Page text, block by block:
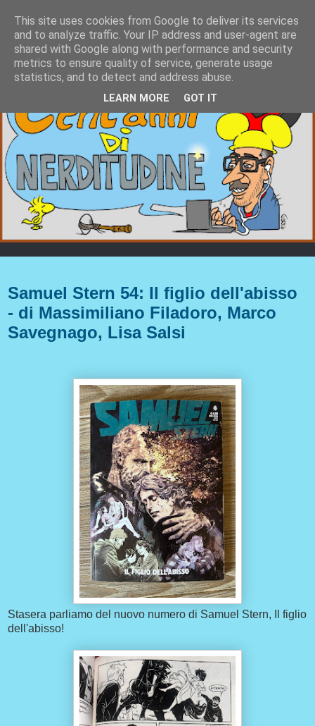
Samuel Stern 54: Il figlio dell'abisso
- di Massimiliano Filadoro, Marco
Savegnago, Lisa Salsi
Stasera parliamo del nuovo numero di Samuel Stern, Il figlio
dell'abisso!
This site uses cookies from Google to deliver its services
and to analyze traffic. Your IP address and user-agent are
shared with Google along with performance and security
metrics to ensure quality of service, generate usage
statistics, and to detect and address abuse.
LEARN MORE GOT IT